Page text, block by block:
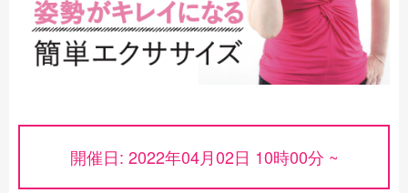
開催日: 2022年04月02日 10時00分 ~